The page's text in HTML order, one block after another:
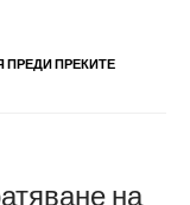
ПРЕДИ ПРЕКИТЕ
на